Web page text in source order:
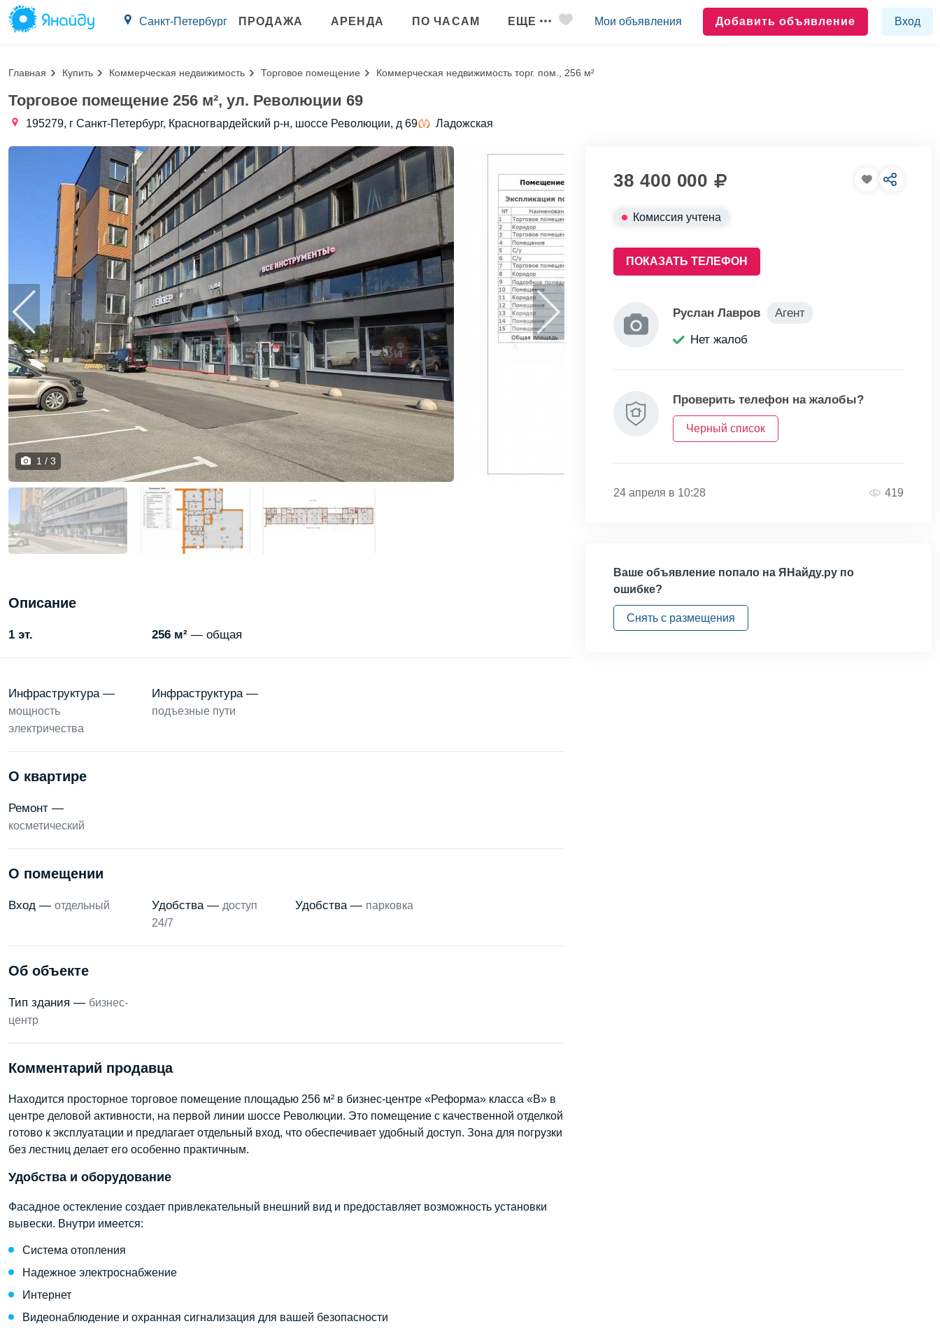
Санкт-Петербург ПРОДАЖА АРЕНДА ПО ЧАСАМ ЕЩЕ Мои объявления Добавить объявление Вход
Главная Купить Коммерческая недвижимость Торговое помещение Коммерческая недвижимость торг. пом., 256 м²
Торговое помещение 256 м², ул. Революции 69
195279, г Санкт-Петербург, Красногвардейский р-н, шоссе Революции, д 69 Ладожская
1 / 3
38 400 000
Комиссия учтена
ПОКАЗАТЬ ТЕЛЕФОН
Руслан Лавров
Агент
Нет жалоб
Проверить телефон на жалобы?
Черный список
24 апреля в 10:28 419
Ваше объявление попало на ЯНайду.ру по
ошибке?
Снять с размещения
Описание
1 эт. 256 м²— общая
Инфраструктура —
мощность
электричества
Инфраструктура —
подъезные пути
О квартире
Ремонт —
косметический
О помещении
Вход — отдельный Удобства — доступ
24/7
Удобства — парковка
Об объекте
Тип здания — бизнес-
центр
Комментарий продавца
Находится просторное торговое помещение площадью 256 м² в бизнес-центре «Реформа» класса «В» в
центре деловой активности, на первой линии шоссе Революции. Это помещение с качественной отделкой
готово к эксплуатации и предлагает отдельный вход, что обеспечивает удобный доступ. Зона для погрузки
без лестниц делает его особенно практичным.
Удобства и оборудование
Фасадное остекление создает привлекательный внешний вид и предоставляет возможность установки
вывески. Внутри имеется:
Система отопления
Надежное электроснабжение
Интернет
Видеонаблюдение и охранная сигнализация для вашей безопасности